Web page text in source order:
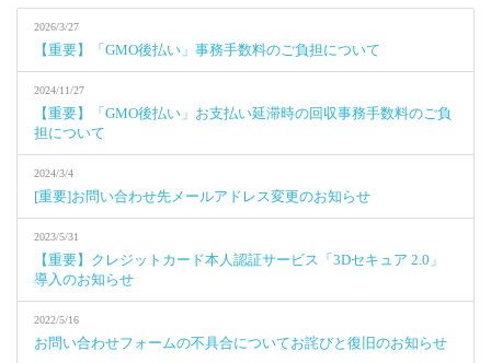
2026/3/27
【重要】「GMO後払い」事務手数料のご負担について
2024/11/27
【重要】「GMO後払い」お支払い延滞時の回収事務手数料のご負
担について
2024/3/4
[重要]お問い合わせ先メールアドレス変更のお知らせ
2023/5/31
【重要】クレジットカード本人認証サービス「3Dセキュア 2.0」
導入のお知らせ
2022/5/16
お問い合わせフォームの不具合についてお詫びと復旧のお知らせ